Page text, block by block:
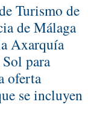
Turismo de
de Málaga
Axarquía
para
oferta
se incluyen